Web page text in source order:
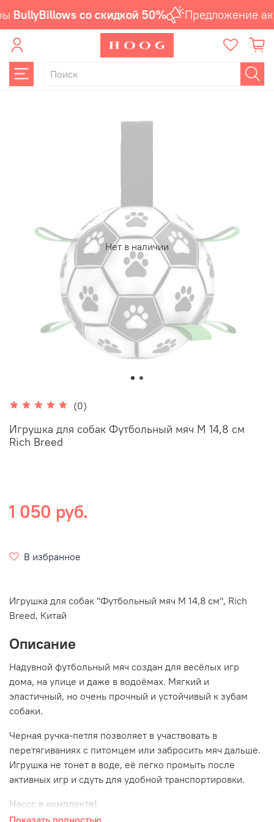
BullyBillows со скидкой 50% Предложение
Нет в наличии
(0)
Игрушка для собак Футбольный мяч M 14,8 см
Rich Breed
1 050 руб.
В избранное
Игрушка для собак "Футбольный мяч M 14,8 см", Rich
Breed, Китай
Описание
Надувной футбольный мяч создан для весёлых игр
дома, на улице и даже в водоёмах. Мягкий и
эластичный, но очень прочный и устойчивый к зубам
собаки.
Черная ручка-петля позволяет в участвовать в
перетягиваниях с питомцем или забросить мяч дальше.
Игрушка не тонет в воде, её легко промыть после
активных игр и сдуть для удобной транспортировки.
Насос в комплекте!
Показать полностью